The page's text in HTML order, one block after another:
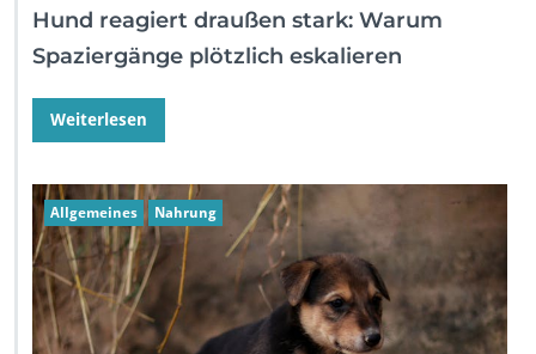
Hund reagiert draußen stark: Warum
Spaziergänge plötzlich eskalieren
Weiterlesen
Allgemeines Nahrung